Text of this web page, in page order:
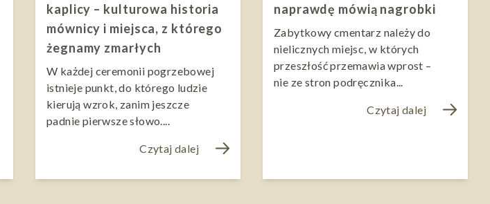
kaplicy – kulturowa historia
mównicy i miejsca, z którego
żegnamy zmarłych
W każdej ceremonii pogrzebowej
istnieje punkt, do którego ludzie
kierują wzrok, zanim jeszcze
padnie pierwsze słowo....
Czytaj dalej
naprawdę mówią nagrobki
Zabytkowy cmentarz należy do
nielicznych miejsc, w których
przeszłość przemawia wprost –
nie ze stron podręcznika...
Czytaj dalej